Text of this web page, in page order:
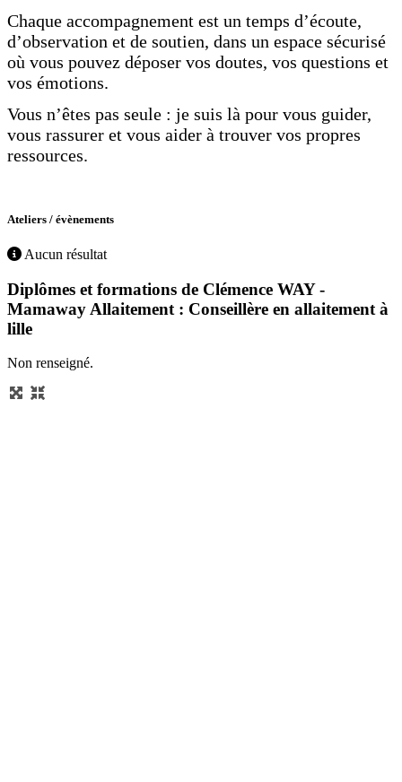
Chaque accompagnement est un temps d’écoute,
d’observation et de soutien, dans un espace sécurisé
où vous pouvez déposer vos doutes, vos questions et
vos émotions.
Vous n’êtes pas seule : je suis là pour vous guider,
vous rassurer et vous aider à trouver vos propres
ressources.
Ateliers / évènements
Aucun résultat
Diplômes et formations de Clémence WAY -
Mamaway Allaitement : Conseillère en allaitement à
lille
Non renseigné.